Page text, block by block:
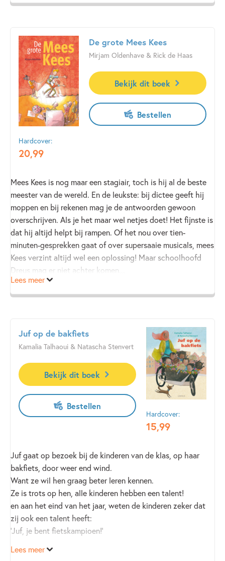
niet? Dit schoolkamp wordt een onvergetelijk avontuur!
Hardcover:
20,99
De grote Mees Kees
Mirjam Oldenhave & Rick de Haas
Bekijk dit boek
Bestellen
Mees Kees is nog maar een stagiair, toch is hij al de beste
meester van de wereld. En de leukste: bij dictee geeft hij
moppen en bij rekenen mag je de antwoorden gewoon
overschrijven. Als je het maar wel netjes doet! Het fijnste is
dat hij altijd helpt bij rampen. Of het nou over tien-
minuten-gesprekken gaat of over supersaaie musicals, mees
Kees verzint altijd wel een oplossing! Maar schoolhoofd
Dreus mag er niet achter komen...
In dit fijne, grote voorleesboek zijn de Mees Kees-boeken
Lees meer
Hardcover:
15,99
Juf op de bakfiets
Kamalia Talhaoui & Natascha Stenvert
Bekijk dit boek
Bestellen
Juf gaat op bezoek bij de kinderen van de klas, op haar
bakfiets, door weer end wind.
Want ze wil hen graag beter leren kennen.
Ze is trots op hen, alle kinderen hebben een talent!
en aan het eind van het jaar, weten de kinderen zeker dat
zij ook een talent heeft:
‘Juf, je bent fietskampioen!’
Lees meer